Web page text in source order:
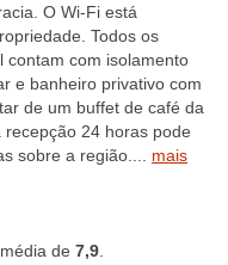
O Wi-Fi está
Todos os
contam com isolamento
e banheiro privativo com
de um buffet de café da
24 horas pode
sobre a região.... mais
de 7,9